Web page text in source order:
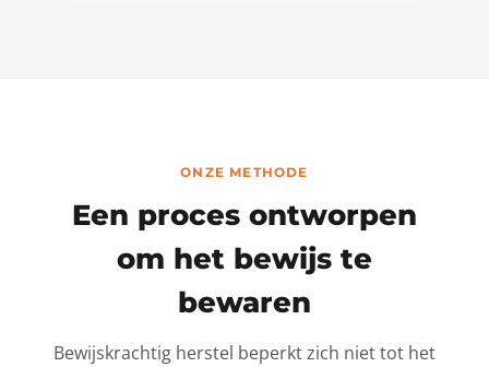
ONZE METHODE
Een proces ontworpen
om het bewijs te
bewaren
Bewijskrachtig herstel beperkt zich niet tot het